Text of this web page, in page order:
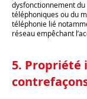
dysfonctionnement
téléphoniques ou du
téléphonie lié
réseau empêchant
5.